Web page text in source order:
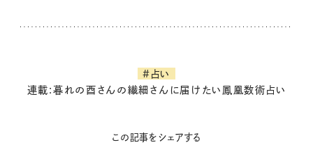
#占い
連載:暮れの酉さんの繊細さんに届けたい鳳凰数術占い
この記事をシェアする